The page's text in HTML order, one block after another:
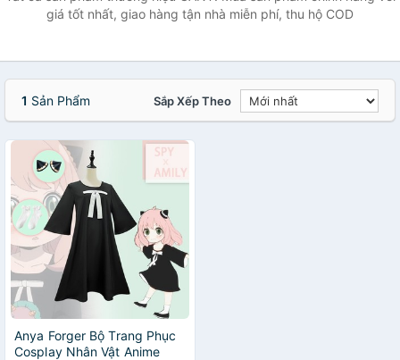
giá tốt nhất, giao hàng tận nhà miễn phí, thu hộ COD
1 Sản Phẩm Sắp Xếp Theo
Anya Forger Bộ Trang Phục
Cosplay Nhân Vật Anime